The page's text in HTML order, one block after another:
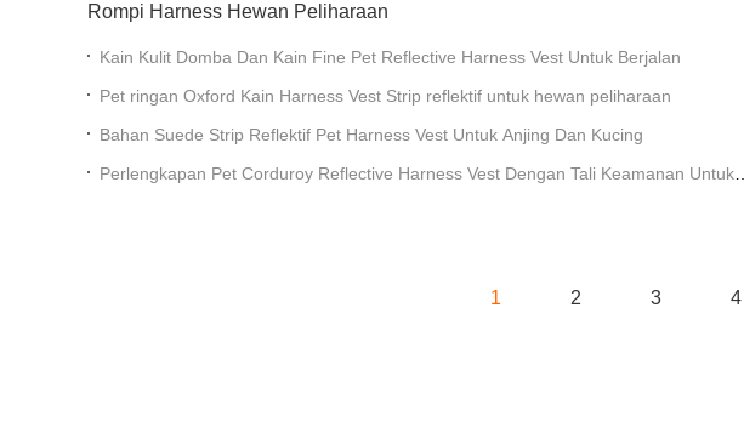
Rompi Harness Hewan Peliharaan
Kain Kulit Domba Dan Kain Fine Pet Reflective Harness Vest Untuk Berjalan
Pet ringan Oxford Kain Harness Vest Strip reflektif untuk hewan peliharaan
Bahan Suede Strip Reflektif Pet Harness Vest Untuk Anjing Dan Kucing
Perlengkapan Pet Corduroy Reflective Harness Vest Dengan Tali Keamanan Untuk
1 2 3 4